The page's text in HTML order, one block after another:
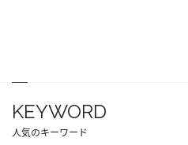
KEYWORD
人気のキーワード